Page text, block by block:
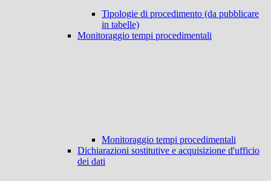
Tipologie di procedimento (da pubblicare
in tabelle)
Monitoraggio tempi procedimentali
Monitoraggio tempi procedimentali
Dichiarazioni sostitutive e acquisizione d'ufficio
dei dati